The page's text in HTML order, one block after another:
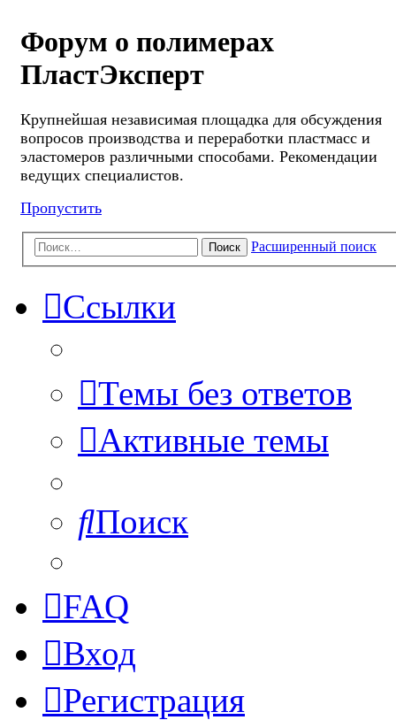
Форум о полимерах
ПластЭксперт
Крупнейшая независимая площадка для обсуждения
вопросов производства и переработки пластмасс и
эластомеров различными способами. Рекомендации
ведущих специалистов.
Пропустить
Поиск Расширенный поиск
Ссылки
Темы без ответов
Активные темы
Поиск
FAQ
Вход
Регистрация